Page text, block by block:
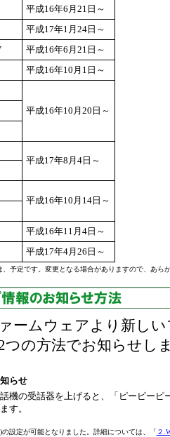
平成16年6月21日～
平成17年1月24日～
平成16年6月21日～
平成16年10月1日～
平成16年10月20日～
平成17年8月4日～
平成16年10月14日～
平成16年11月4日～
平成17年4月26日～
予定です。変更となる場合がありますので、あら
ームウェアより新し
つの方法でお知らせし
らせ
機の受話器を上げると、「ピーピーピ
す。
の設定が可能となりました。詳細については、「 ２